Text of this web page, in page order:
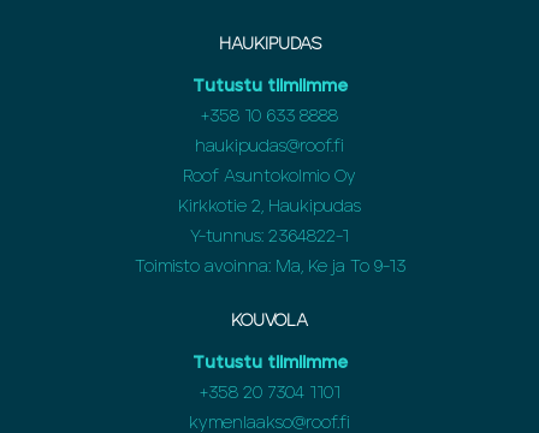
HAUKIPUDAS
Tutustu tiimiimme
+358 10 633 8888
haukipudas@roof.fi
Roof Asuntokolmio Oy
Kirkkotie 2, Haukipudas
Y-tunnus: 2364822-1
Toimisto avoinna: Ma, Ke ja To 9-13
KOUVOLA
Tutustu tiimiimme
+358 20 7304 1101
kymenlaakso@roof.fi